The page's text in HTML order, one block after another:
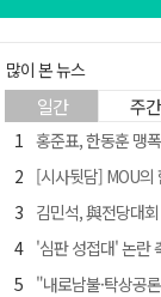
많이 본 뉴스
일간 주간
홍준표, 한동훈 맹폭…"조선제일
[시사뒷담] MOU의 함정, 협
김민석, 與전당대회 제주·인천 당
'심판 성접대' 논란 축구협회 결국
"내로남불·탁상공론"…황희 '버스 청